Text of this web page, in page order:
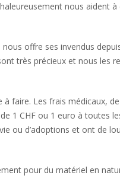
nous aident
nous offre ses invendus
très précieux et nous les
à faire. Les frais médicaux,
1 CHF ou 1 euro à toutes
ou d’adoptions et ont de
pour du matériel en